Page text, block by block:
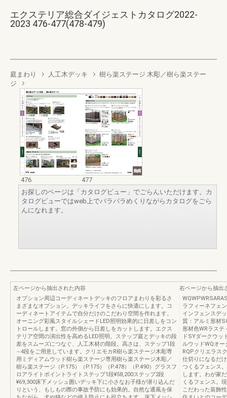
エクステリア総合ダイジェストカタログ2022-
2023 476-477(478-479)
庭まわり 人工木デッキ
樹ら楽ステージ 木彫／樹ら楽ステー
ジ
476
477
お探しのページは「カタログビュー」でごらんいただけます。カ
タログビューではweb上でパラパラめくりながらカタログをごら
んになれます。
左ページから抽出された内容
オプション周辺コーディネートデッキのフロアまわりを彩るさ
まざまなオプション。デッキライフをさらに快適にします。コ
ーディネートアイテムで自分だけのこだわり空間を作れます。
オーニング彩風スタイルシェードLED照明効果的に日差しをコン
トロールします。窓の外側から日差しをカットします。エクス
テリア空間の演出性を高めるLED照明。ステップ庭とデッキの段
差をスムーズにつなぐ、人工木材の階段。高さは、ステップ1段
∼4段をご用意しています。クリエモカR樹ら楽ステージ木彫専
用ミディアムウッド樹ら楽ステージ専用樹ら楽ステージ木彫／
樹ら楽ステージ（P.175）（P.175）（P.478）（P.490）グラスフ
ロアライトポイントライトステップ1段¥58,200ステップ2段
¥69,300床下メッシュ囲いデッキ下に小さなお子様が潜り込んだ
りという、もしもの際の事故予防にも効果的。自然な通風を保
右ページから抽出
ラフィーネフェ
インフェンスデ
質：アルミ形材
形材色WRラステ
ドSYダークウッ
ルウッドWQオ
RQPクリエラス
仕切りになるだ
つくるフェンス
します。わが家
くるフェンス。
こだわった装飾